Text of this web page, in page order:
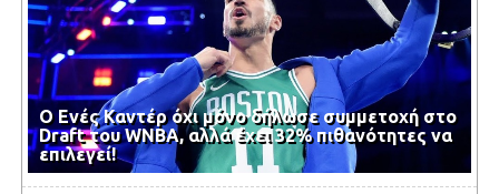
Ο Ενές Καντέρ όχι μόνο δήλωσε συμμετοχή στο
Draft του WNBA, αλλά έχει 32% πιθανότητες να
επιλεγεί!